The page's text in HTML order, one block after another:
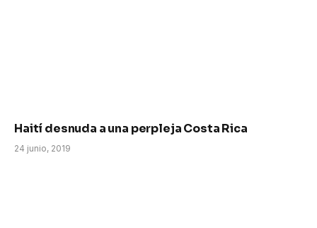
Haití desnuda a una perpleja Costa Rica
24 junio, 2019